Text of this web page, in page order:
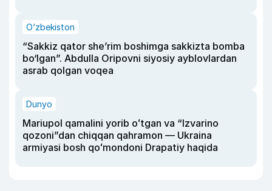
O‘zbekiston
“Sakkiz qator she’rim boshimga sakkizta bomba
bo‘lgan”. Abdulla Oripovni siyosiy ayblovlardan
asrab qolgan voqea
Dunyo
Mariupol qamalini yorib oʻtgan va “Izvarino
qozoni”dan chiqqan qahramon — Ukraina
armiyasi bosh qoʻmondoni Drapatiy haqida